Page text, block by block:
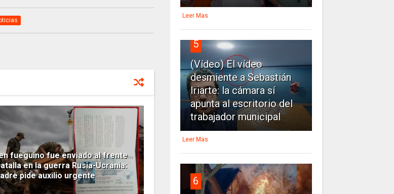
fueguino fue enviado al frente
en la guerra Rusia-Ucrania:
pide auxilio urgente
Leer Mas
5
(Vídeo) El vídeo
desmiente a Sebastián
Iriarte: la cámara sí
apunta al escritorio del
trabajador municipal
Leer Mas
6